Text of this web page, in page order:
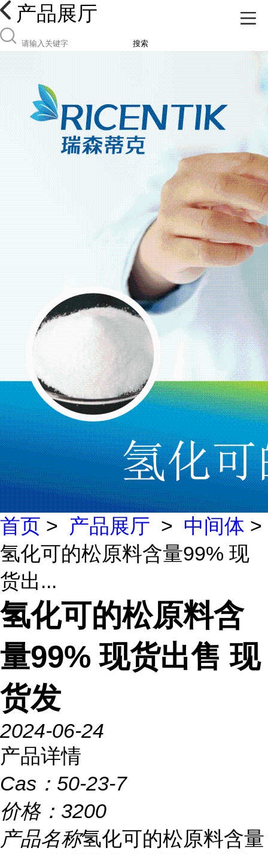
产品展厅
搜索
首页 > 产品展厅 > 中间体 >
氢化可的松原料含量99% 现
货出...
氢化可的松原料含
量99% 现货出售 现
货发
2024-06-24
产品详情
Cas： 50-23-7
价格： 3200
产品名称氢化可的松原料含量